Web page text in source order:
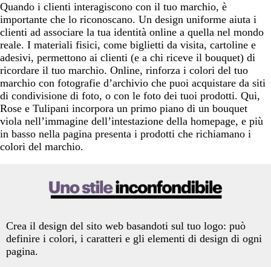
Quando i clienti interagiscono con il tuo marchio, è
importante che lo riconoscano. Un design uniforme aiuta i
clienti ad associare la tua identità online a quella nel mondo
reale. I materiali fisici, come biglietti da visita, cartoline e
adesivi, permettono ai clienti (e a chi riceve il bouquet) di
ricordare il tuo marchio. Online, rinforza i colori del tuo
marchio con fotografie d’archivio che puoi acquistare da siti
di condivisione di foto, o con le foto dei tuoi prodotti. Qui,
Rose e Tulipani incorpora un primo piano di un bouquet
viola nell’immagine dell’intestazione della homepage, e più
in basso nella pagina presenta i prodotti che richiamano i
colori del marchio.
Crea il design del sito web basandoti sul tuo logo: può
definire i colori, i caratteri e gli elementi di design di ogni
pagina.